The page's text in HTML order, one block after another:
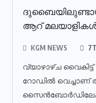
ആറ് മലയാളികള്‍
KGM NEWS
വ്യാഴാഴ്ച
റോഡിൽ വെച്ചാണ്